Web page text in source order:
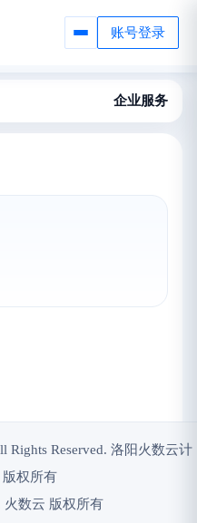
账号登录
企业服务
Rights Reserved. 洛阳火数云计
权所有
火数云 版权所有